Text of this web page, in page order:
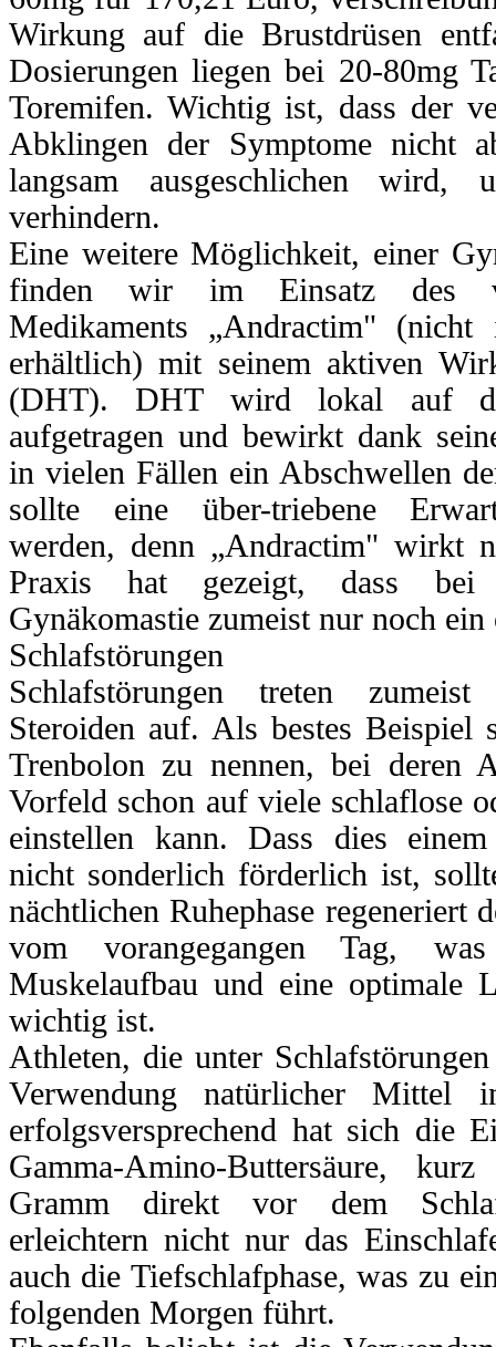
Wirkung auf die Brustdrüsen
Dosierungen liegen bei 20-80mg
Toremifen. Wichtig ist, dass der
Abklingen der Symptome nicht
langsam ausgeschlichen wird,
verhindern.
Eine weitere Möglichkeit, einer
finden wir im Einsatz des
Medikaments „Andractim" (nicht
erhältlich) mit seinem aktiven
(DHT). DHT wird lokal auf
aufgetragen und bewirkt dank
in vielen Fällen ein Abschwellen
sollte eine über-triebene
werden, denn „Andractim" wirkt
Praxis hat gezeigt, dass bei
Gynäkomastie zumeist nur noch
Schlafstörungen
Schlafstörungen treten
Steroiden auf. Als bestes Beispiel
Trenbolon zu nennen, bei deren
Vorfeld schon auf viele schlaflose
einstellen kann. Dass dies
nicht sonderlich förderlich ist,
nächtlichen Ruhephase regeneriert
vom vorangegangen Tag,
Muskelaufbau und eine optimale
wichtig ist.
Athleten, die unter
Verwendung natürlicher Mittel
erfolgsversprechend hat sich die
Gamma-Amino-Buttersäure,
Gramm direkt vor dem
erleichtern nicht nur das
auch die Tiefschlafphase, was zu
folgenden Morgen führt.